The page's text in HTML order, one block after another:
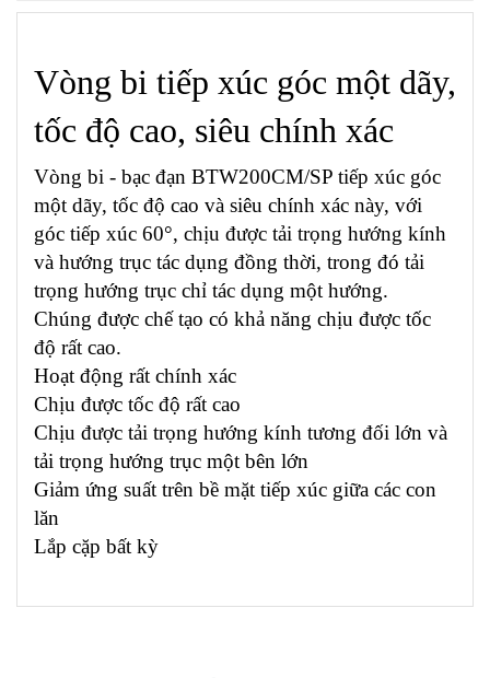
Vòng bi tiếp xúc góc một dãy,
tốc độ cao, siêu chính xác
Vòng bi - bạc đạn BTW200CM/SP tiếp xúc góc
một dãy, tốc độ cao và siêu chính xác này, với
góc tiếp xúc 60°, chịu được tải trọng hướng kính
và hướng trục tác dụng đồng thời, trong đó tải
trọng hướng trục chỉ tác dụng một hướng.
Chúng được chế tạo có khả năng chịu được tốc
độ rất cao.
Hoạt động rất chính xác
Chịu được tốc độ rất cao
Chịu được tải trọng hướng kính tương đối lớn và
tải trọng hướng trục một bên lớn
Giảm ứng suất trên bề mặt tiếp xúc giữa các con
lăn
Lắp cặp bất kỳ